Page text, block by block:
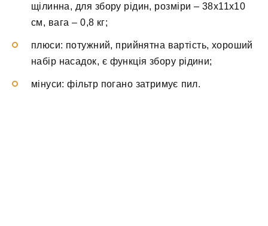
щілинна, для збору рідин, розміри – 38х11х10
см, вага – 0,8 кг;
плюси: потужний, прийнятна вартість, хороший
набір насадок, є функція збору рідини;
мінуси: фільтр погано затримує пил.